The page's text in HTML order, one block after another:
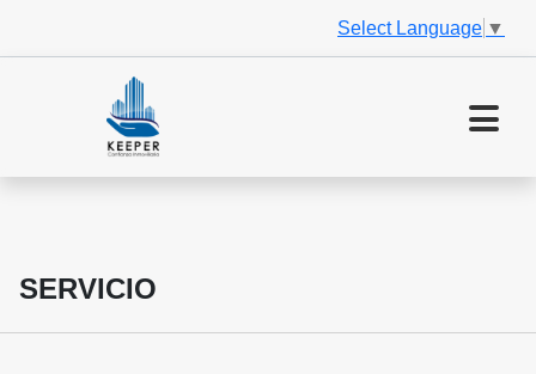
Select Language ▼
SERVICIO